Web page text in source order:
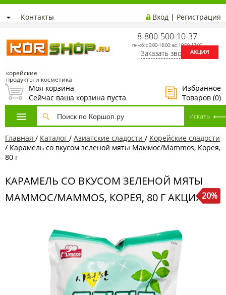
Контакты Вход | Регистрация
корейские
продукты и косметика
8-800-500-10-37
пн-сб: с 9:00-18:00; вс: 10:00-17:00
Заказать звонок
Избранное
Товаров (0)
Моя корзина
Сейчас ваша корзина пуста
Главная / Каталог / Азиатcкие сладости / Корейские сладости
/ Карамель со вкусом зеленой мяты Маммос/Mammos, Корея,
80 г
КАРАМЕЛЬ СО ВКУСОМ ЗЕЛЕНОЙ МЯТЫ
МАММОС/MAMMOS, КОРЕЯ, 80 Г АКЦИЯ20%